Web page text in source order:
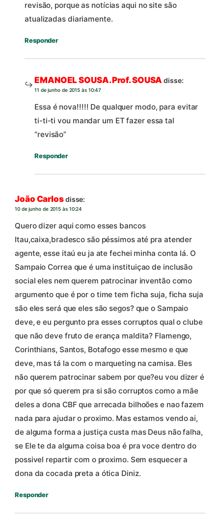
revisão, porque as notícias aqui no site são
atualizadas diariamente.
Responder
EMANOEL SOUSA. Prof. SOUSA disse:
11 de junho de 2015 às 10:47
Essa é nova!!!!! De qualquer modo, para evitar
ti-ti-ti vou mandar um ET fazer essa tal
“revisão”
Responder
João Carlosdisse:
10 de junho de 2015 às 10:24
Quero dizer aqui como esses bancos
Itau,caixa,bradesco são péssimos até pra atender
agente, esse itaú eu ja ate fechei minha conta lá. O
Sampaio Correa que é uma instituiçao de inclusão
social eles nem querem patrocinar inventão como
argumento que é por o time tem ficha suja, ficha suja
são eles será que eles são segos? que o Sampaio
deve, e eu pergunto pra esses corruptos qual o clube
que não deve fruto de erança maldita? Flamengo,
Corinthians, Santos, Botafogo esse mesmo e que
deve, mas tá la com o marqueting na camisa. Eles
não querem patrocinar sabem por que?eu vou dizer é
por que só querem pra si são corruptos como a mãe
deles a dona CBF que arrecada bilhoões e nao fazem
nada para ajudar o proximo. Mas estamos vendo ai,
de alguma forma a justiça custa mas Deus não falha,
se Ele te da alguma coisa boa é pra voce dentro do
possivel repartir com o proximo. Sem esquecer a
dona da cocada preta a ótica Diniz.
Responder